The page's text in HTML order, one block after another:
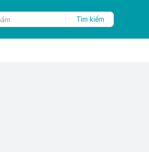
Tìm kiếm